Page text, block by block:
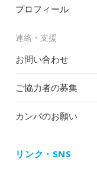
プロフィール
連絡・支援
お問い合わせ
ご協力者の募集
カンパのお願い
リンク・SNS